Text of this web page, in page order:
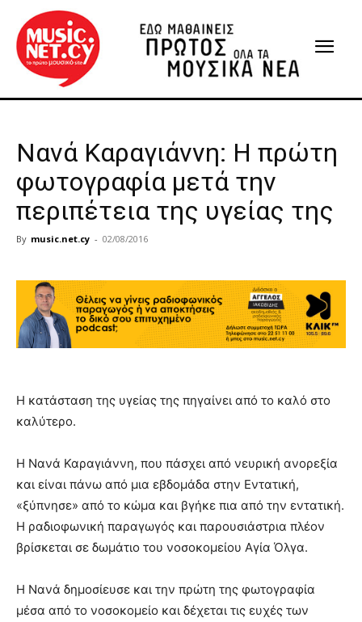
Νανά Καραγιάννη: Η πρώτη
φωτογραφία μετά την
περιπέτεια της υγείας της
By music.net.cy - 02/08/2016
Η κατάσταση της υγείας της πηγαίνει από το καλό στο
καλύτερο.
Η Νανά Καραγιάννη, που πάσχει από νευρική ανορεξία
και είναι πάνω από μια εβδομάδα στην Εντατική,
«ξύπνησε» από το κώμα και βγήκε πια από την εντατική.
Η ραδιοφωνική παραγωγός και παρουσιάστρια πλέον
βρίσκεται σε δωμάτιο του νοσοκομείου Αγία Όλγα.
Η Νανά δημοσίευσε και την πρώτη της φωτογραφία
μέσα από το νοσοκομείο και δέχεται τις ευχές των